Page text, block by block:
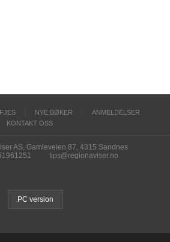
NYE BØKER
ANMELDELSER
KONTAKT OSS
AS, Gamleveien 87, 4315 Sandnes
tips@regionaviser.no
PC version